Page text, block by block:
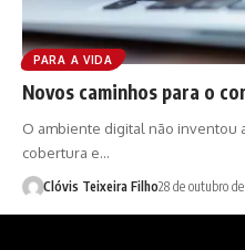
PARA A VIDA
Novos caminhos para o
O ambiente digital não inventou
cobertura e…
Clóvis Teixeira Filho28 de outubro